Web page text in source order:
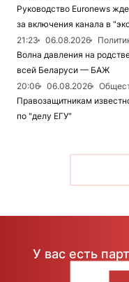
Руководство Euronews
за включения канала в
21:23
06.08.2026
Волна давления на
всей Беларуси — БАЖ
20:06
06.08.2026
Правозащитникам
по "делу ЕГУ"
У вас есть